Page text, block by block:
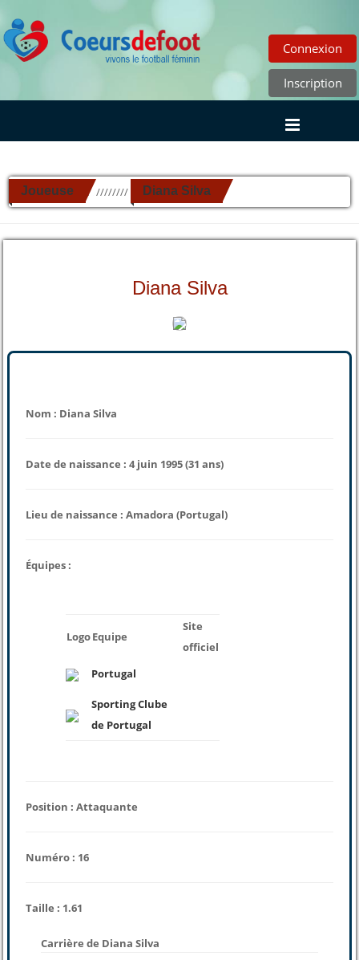
Connexion
Inscription
Joueuse ////////// Diana Silva
Diana Silva
Nom : Diana Silva
Date de naissance : 4 juin 1995 (31 ans)
Lieu de naissance : Amadora (Portugal)
Équipes :
LogoEquipe
Site
officiel
Portugal
Sporting Clube
de Portugal
Position : Attaquante
Numéro : 16
Taille : 1.61
Carrière de Diana Silva